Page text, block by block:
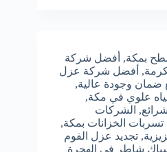
بمكة, أفضل شركة
, أفضل شركة عزل
ضمان وجودة عالية,
علوي في مكة,
, الشركات
الخزانات بمكة,
, تجديد عزل الفوم
شاطر في الهجرة